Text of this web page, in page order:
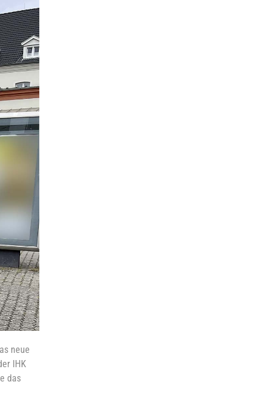
neue
IHK
das